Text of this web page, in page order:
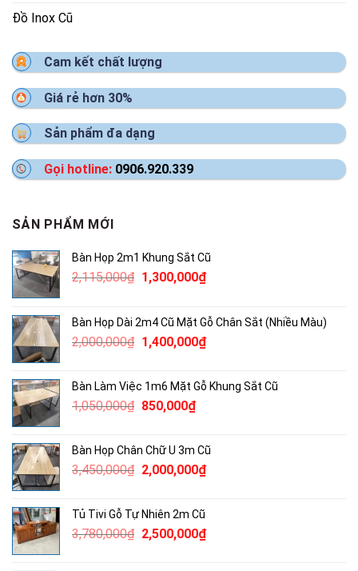
Đồ Inox Cũ
Cam kết chất lượng
Giá rẻ hơn 30%
Sản phẩm đa dạng
Gọi hotline: 0906.920.339
SẢN PHẨM MỚI
Bàn Họp 2m1 Khung Sắt Cũ
2,115,000₫ Giá
2,115,000₫.
1,300,000₫Giá
là:
1,300,000₫.
Bàn Họp Dài 2m4 Cũ Mặt Gỗ Chân Sắt (Nhiều Màu)
2,000,000₫ Giá
2,000,000₫.
1,400,000₫Giá
là:
Bàn Làm Việc 1m6 Mặt Gỗ Khung Sắt Cũ
1,050,000₫ Giá
1,050,000₫.
850,000₫Giá
là:
850,000₫.
Bàn Họp Chân Chữ U 3m Cũ
3,450,000₫ Giá
3,450,000₫.
2,000,000₫Giá
2,000,000₫.
Tủ Tivi Gỗ Tự Nhiên 2m Cũ
3,780,000₫ Giá
2,500,000₫Giá